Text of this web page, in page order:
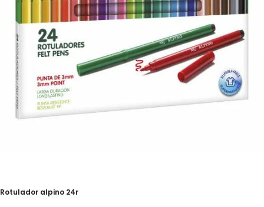
¡Imprimir!
Rotulador alpino 24r